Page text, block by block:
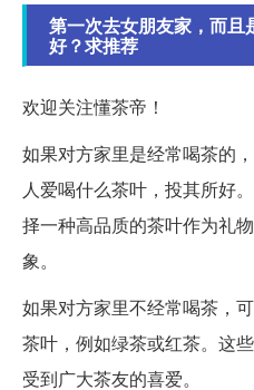
第一次去女朋友家，而且
好？求推荐
欢迎关注懂茶帝！
如果对方家里是经常喝茶的
人爱喝什么茶叶，投其所好
择一种高品质的茶叶作为礼
象。
如果对方家里不经常喝茶，
茶叶，例如绿茶或红茶。这
受到广大茶友的喜爱。